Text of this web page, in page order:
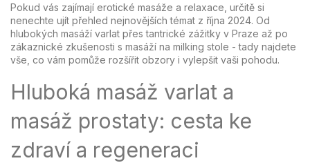
Pokud vás zajímají erotické masáže a relaxace, určitě si
nenechte ujít přehled nejnovějších témat z října 2024. Od
hlubokých masáží varlat přes tantrické zážitky v Praze až po
zákaznické zkušenosti s masáží na milking stole - tady najdete
vše, co vám pomůže rozšířit obzory i vylepšit vaši pohodu.
Hluboká masáž varlat a
masáž prostaty: cesta ke
zdraví a regeneraci